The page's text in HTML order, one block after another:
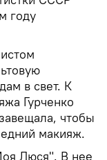
году
в свет. К
Гурченко
чтобы
макияж.
Люся". В нее